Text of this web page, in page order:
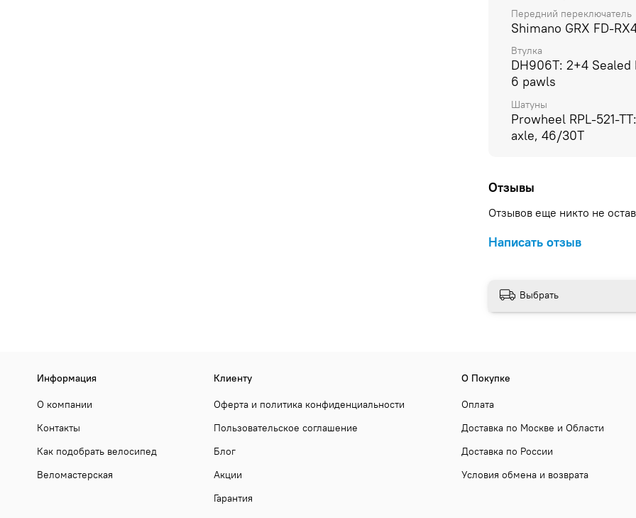
Передний переключатель
Shimano GRX FD-
Втулка
DH906T: 2+4 Sealed
6 pawls
Шатуны
Prowheel RPL-521-
axle, 46/30T
Отзывы
Отзывов еще никто не
Написать отзыв
Выбрать
Информация
О компании
Контакты
Как подобрать велосипед
Веломастерская
Клиенту
Оферта и политика конфиденциальности
Пользовательское соглашение
Блог
Акции
Гарантия
О Покупке
Оплата
Доставка по Москве и Области
Доставка по России
Условия обмена и возврата